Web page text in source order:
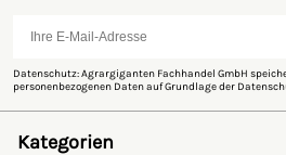
Datenschutz: Agrargiganten Fachhandel GmbH
personenbezogenen Daten auf Grundlage der
Kategorien